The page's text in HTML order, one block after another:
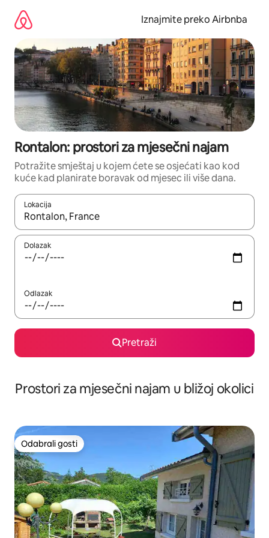
sadržaj
Iznajmite preko Airbnba
Rontalon: prostori za mjesečni najam
Potražite smještaj u kojem ćete se osjećati kao kod
kuće kad planirate boravak od mjesec ili više dana.
Lokacija
Kada budu dostupni rezultati, moći ćete ih pregledati
Dolazak
Odlazak
Pretraži
Prostori za mjesečni najam u bližoj okolici
Odabrali gosti
Odabrali gosti